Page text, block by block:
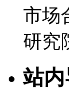
市场
研究
站